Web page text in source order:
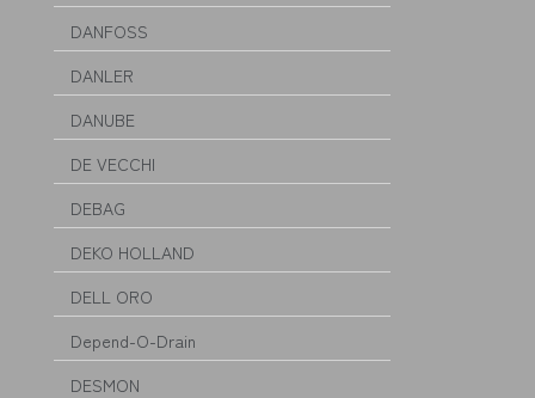
DANFOSS
DANLER
DANUBE
DE VECCHI
DEBAG
DEKO HOLLAND
DELL ORO
Depend-O-Drain
DESMON